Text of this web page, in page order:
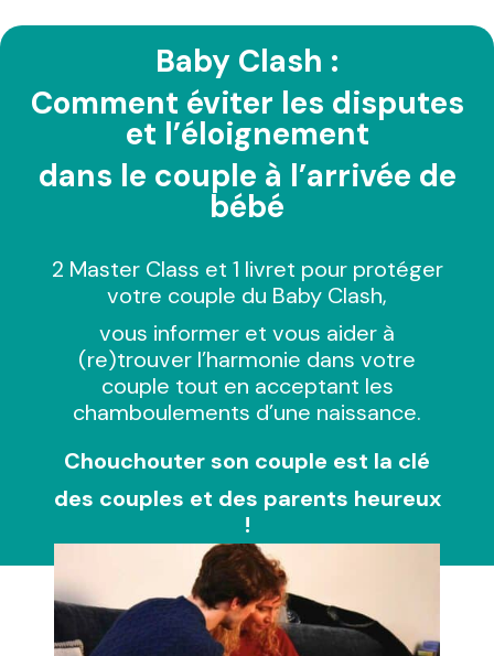
Baby Clash :
Comment éviter les disputes
et l’éloignement
dans le couple à l’arrivée de
bébé
2 Master Class et 1 livret pour protéger
votre couple du Baby Clash,
vous informer et vous aider à
(re)trouver l’harmonie dans votre
couple tout en acceptant les
chamboulements d’une naissance.
Chouchouter son couple est la clé
des couples et des parents heureux
!